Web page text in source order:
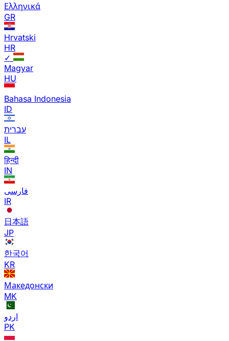
Ελληνικά
GR
Hrvatski
HR
✓
Magyar
HU
Bahasa Indonesia
ID
עברית
IL
हिन्दी
IN
فارسی
IR
日本語
JP
한국어
KR
Македонски
MK
اردو
PK